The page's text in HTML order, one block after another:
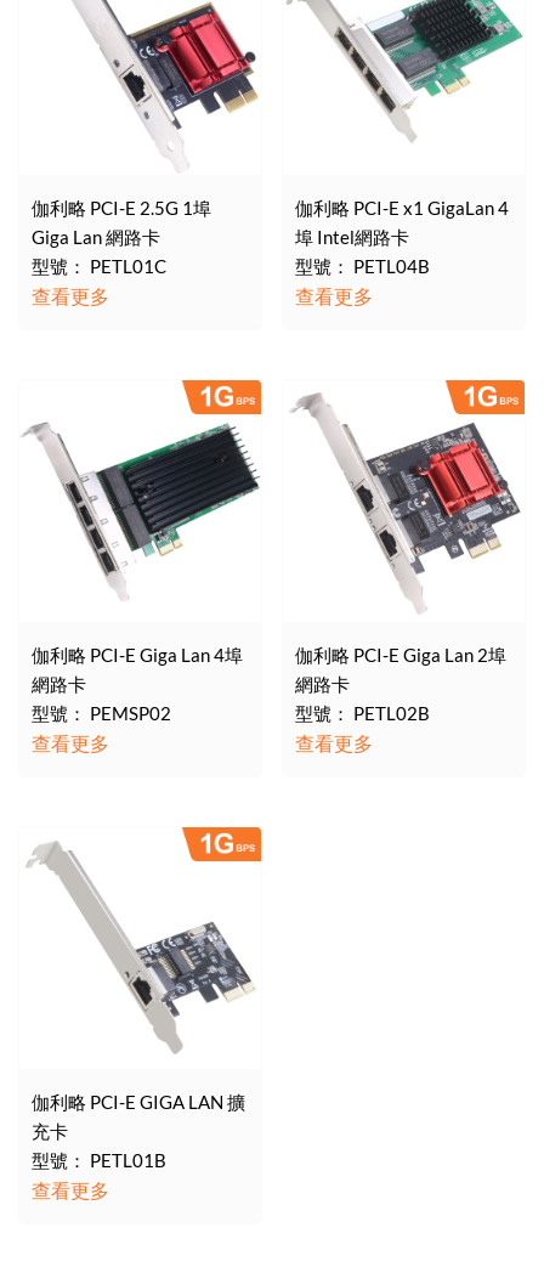
伽利略 PCI-E 2.5G 1埠
Giga Lan 網路卡
型號： PETL01C
查看更多
伽利略 PCI-E x1 GigaLan 4
埠 Intel網路卡
型號： PETL04B
查看更多
伽利略 PCI-E Giga Lan 4埠
網路卡
型號： PEMSP02
查看更多
伽利略 PCI-E Giga Lan 2埠
網路卡
型號： PETL02B
查看更多
伽利略 PCI-E GIGA LAN 擴
充卡
型號： PETL01B
查看更多